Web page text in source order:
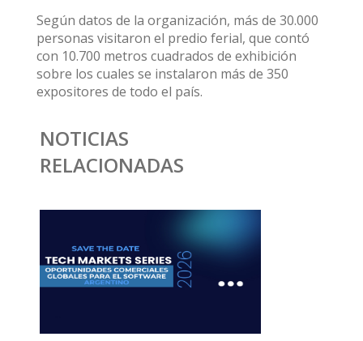
Según datos de la organización, más de 30.000
personas visitaron el predio ferial, que contó
con 10.700 metros cuadrados de exhibición
sobre los cuales se instalaron más de 350
expositores de todo el país.
NOTICIAS
RELACIONADAS